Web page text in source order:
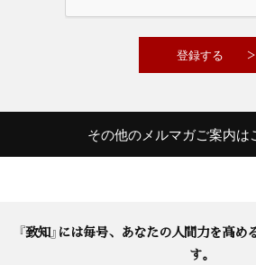
その他のメルマガご案内は
『致知』には毎号、あなたの人間力を高
す。